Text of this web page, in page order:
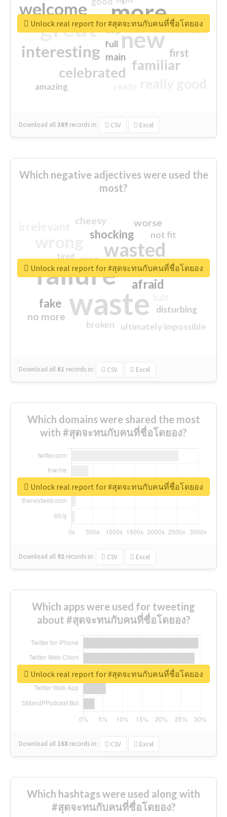
more
great new
welcome
interesting
familiar
celebrated
first
excited
main
amazing
top
full
Download all369 records in: CSV Excel
Unlock real report for #สุดจะทนกับคนที่ชื่อโดยอง
Which negative adjectives were used the
most?
waste
failure
wasted
sorry
afraid
shocking
fake
worse
no more
crap
cheesy
ultimately impossible
not fit
disturbing
closed
broken
tired
Download all 61 records in: CSV Excel
Unlock real report for #สุดจะทนกับคนที่ชื่อโดยอง
Which domains were shared the most
with #สุดจะทนกับคนที่ชื่อโดยอง?
Download all 92 records in: CSV Excel
Unlock real report for #สุดจะทนกับคนที่ชื่อโดยอง
Which apps were used for tweeting
about #สุดจะทนกับคนที่ชื่อโดยอง?
Download all 168 records in: CSV Excel
Unlock real report for #สุดจะทนกับคนที่ชื่อโดยอง
Which hashtags were used along with
#สุดจะทนกับคนที่ชื่อโดยอง?